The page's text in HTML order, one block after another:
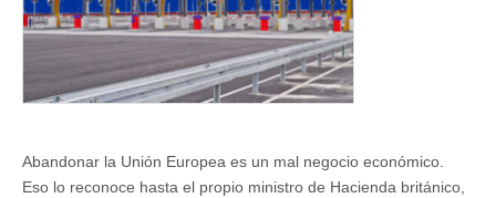
Abandonar la Unión Europea es un mal negocio económico.
Eso lo reconoce hasta el propio ministro de Hacienda británico,